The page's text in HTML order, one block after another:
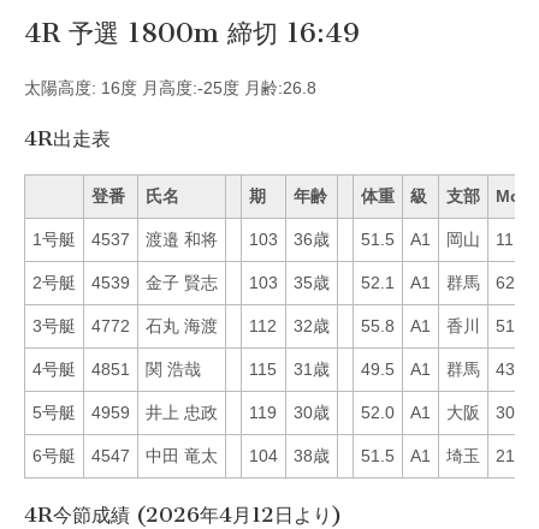
4R 予選 1800m 締切 16:49
太陽高度: 16度 月高度:-25度 月齢:26.8
4R出走表
登番 氏名 期 年齢 体重 級 支部 Mo
1号艇 4537 渡邉 和将 103 36歳 51.5 A1 岡山 11
2号艇 4539 金子 賢志 103 35歳 52.1 A1 群馬 62
3号艇 4772 石丸 海渡 112 32歳 55.8 A1 香川 51
4号艇 4851 関 浩哉 115 31歳 49.5 A1 群馬 43
5号艇 4959 井上 忠政 119 30歳 52.0 A1 大阪 30
6号艇 4547 中田 竜太 104 38歳 51.5 A1 埼玉 21
4R今節成績 (2026年4月12日より)